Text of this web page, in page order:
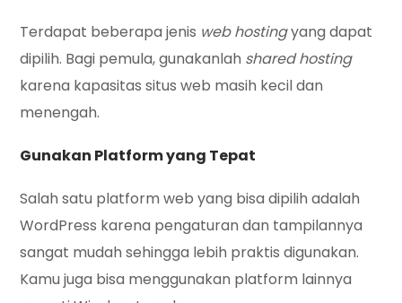
Terdapat beberapa jenis web hostingyang dapat
dipilih. Bagi pemula, gunakanlah shared hosting
karena kapasitas situs web masih kecil dan
menengah.
Gunakan Platform yang Tepat
Salah satu platform web yang bisa dipilih adalah
WordPress karena pengaturan dan tampilannya
sangat mudah sehingga lebih praktis digunakan.
Kamu juga bisa menggunakan platform lainnya